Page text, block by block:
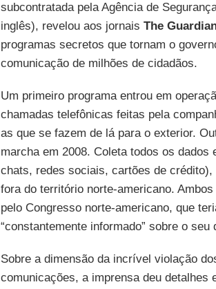
subcontratada pela Agência de
inglês), revelou aos jornais The
programas secretos que tornam o
comunicação de milhões de cidadãos.
Um primeiro programa entrou em
chamadas telefônicas feitas pela
as que se fazem de lá para o exterior.
marcha em 2008. Coleta todos os
chats, redes sociais, cartões de
fora do território norte-americano.
pelo Congresso norte-americano, que
“constantemente informado” sobre o seu
Sobre a dimensão da incrível violação
comunicações, a imprensa deu detalhes